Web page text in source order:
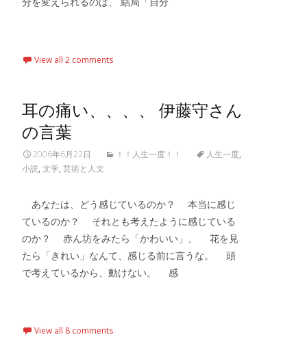
View all 2 comments
耳の痛い、、、、 伊藤守さん
の言葉
2006年6月22日 ！！人生一度！！ 人生一度,
小説, 文学, 芸術と人文
あなたは、どう感じているのか？ 本当に感じ
ているのか？ それとも考えたように感じている
のか？ 赤ん坊をみたら「かわいい」、 花を見
たら「きれい」なんて、感じる前に言うな。 頭
で考えているから、動けない。 感
View all 8 comments